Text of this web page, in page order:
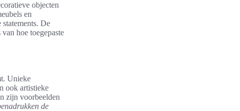
objecten
en
De
hoe toegepaste
Unieke
ook artistieke
zijn voorbeelden
de